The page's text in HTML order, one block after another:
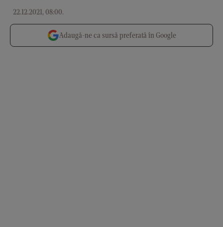
22.12.2021, 08:00.
Adaugă-ne ca sursă preferată în Google